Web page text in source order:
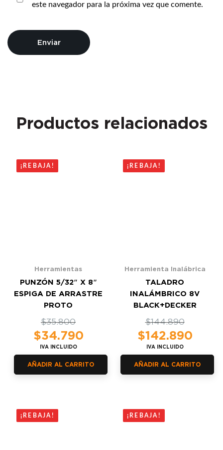
este navegador para la próxima vez que comente.
Productos relacionados
¡REBAJA!
Herramientas
PUNZÓN 5/32″ X 8″
ESPIGA DE ARRASTRE
PROTO
$35.800
precio
original
era:
$35.800.
$34.790
precio
es:
$34.790.
IVA INCLUIDO
AÑADIR AL CARRITO
¡REBAJA!
Herramienta Inalábrica
TALADRO
INALÁMBRICO 8V
BLACK+DECKER
$144.890
precio
original
era:
$144.890.
$142.890
precio
es:
$142.890.
IVA INCLUIDO
AÑADIR AL CARRITO
¡REBAJA! ¡REBAJA!